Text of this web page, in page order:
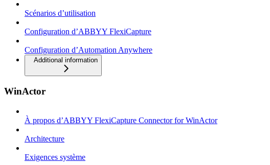
Scénarios d’utilisation
Configuration d’ABBYY FlexiCapture
Configuration d’Automation Anywhere
Additional information
WinActor
À propos d’ABBYY FlexiCapture Connector for WinActor
Architecture
Exigences système